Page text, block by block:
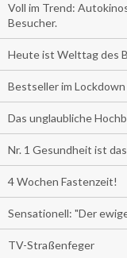
Voll im Trend:
Besucher.
Heute ist Welttag des
Bestseller im Lockdown
Das unglaubliche
Nr. 1 Gesundheit ist
4 Wochen Fastenzeit!
Sensationell: "Der
TV-Straßenfeger